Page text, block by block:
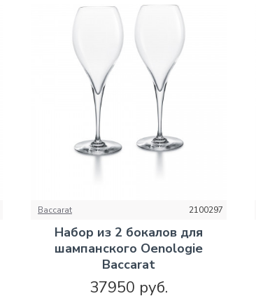
Baccarat 2100297
Набор из 2 бокалов для
шампанского Oenologie
Baccarat
37950 руб.